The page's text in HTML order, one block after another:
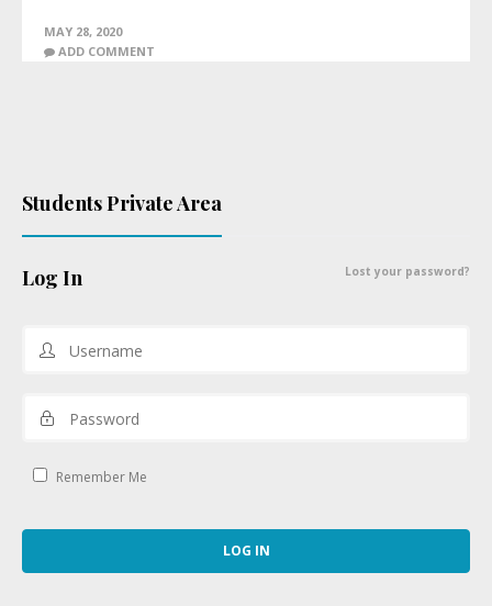
MAY 28, 2020
ADD COMMENT
Students Private Area
Log In
Remember Me
Lost your password?